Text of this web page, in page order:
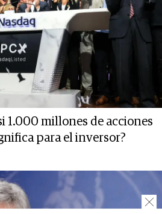
1.000 millones de acciones
para el inversor?